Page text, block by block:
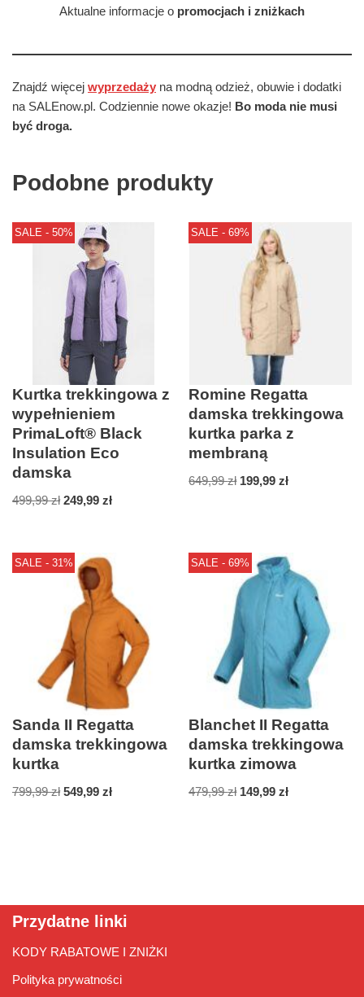
Aktualne informacje o promocjach i zniżkach
Znajdź więcej wyprzedaży na modną odzież, obuwie i dodatki
na SALEnow.pl. Codziennie nowe okazje! Bo moda nie musi
być droga.
Podobne produkty
SALE - 50%
Kurtka trekkingowa z
wypełnieniem
PrimaLoft® Black
Insulation Eco
damska
499,99zł 249,99 zł
SALE - 69%
Romine Regatta
damska trekkingowa
kurtka parka z
membraną
649,99zł 199,99zł
SALE - 31%
Sanda II Regatta
damska trekkingowa
kurtka
799,99zł 549,99 zł
SALE - 69%
Blanchet II Regatta
damska trekkingowa
kurtka zimowa
479,99zł 149,99zł
Przydatne linki
KODY RABATOWE I ZNIŻKI
Polityka prywatności